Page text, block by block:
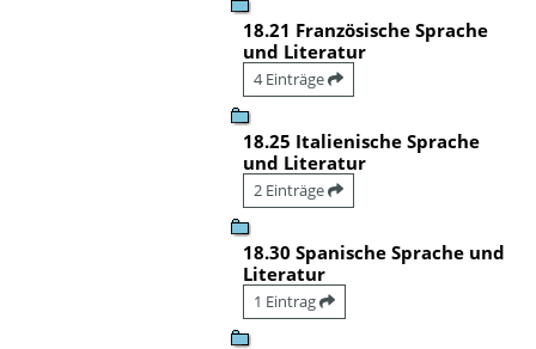
18.21 Französische Sprache
und Literatur
4 Einträge
18.25 Italienische Sprache
und Literatur
2 Einträge
18.30 Spanische Sprache und
Literatur
1 Eintrag